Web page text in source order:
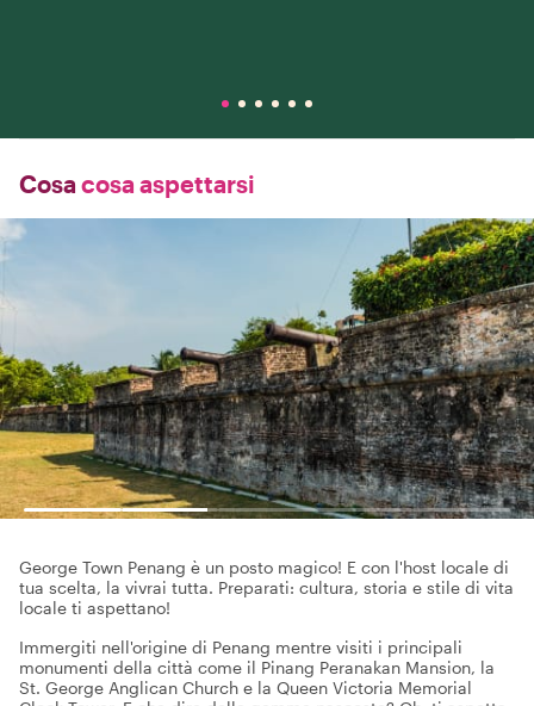
Cosa cosa aspettarsi
George Town Penang è un posto magico! E con l'host locale di
tua scelta, la vivrai tutta. Preparati: cultura, storia e stile di vita
locale ti aspettano!
Immergiti nell'origine di Penang mentre visiti i principali
monumenti della città come il Pinang Peranakan Mansion, la
St. George Anglican Church e la Queen Victoria Memorial